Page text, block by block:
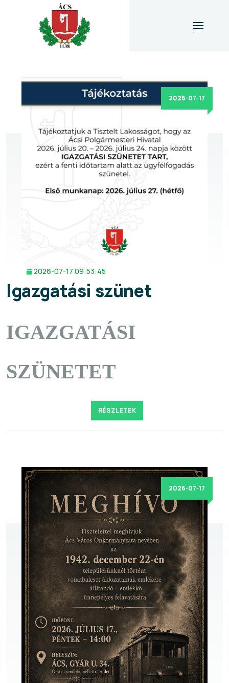
2026-07-17
2026-07-17 09:53:45
Igazgatási szünet
IGAZGATÁSI
SZÜNETET
RÉSZLETEK
2026-07-17